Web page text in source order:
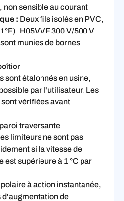
sensible au courant
: Deux fils isolés en PVC,
H05VVF 300 V/500 V.
munies de bornes
sont étalonnés en usine,
par l'utilisateur. Les
vérifiées avant
traversante
limiteurs ne sont pas
si la vitesse de
est supérieure à 1 °C par
à action instantanée,
d'augmentation de